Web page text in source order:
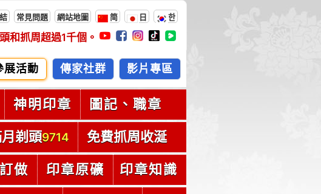
常見問題 網站地圖 简 日 한
和抓周超過1千個。
展活動 傳家社群 影片專區
神明印章 圖記、職章
剃頭9714 免費抓周收涎
做 印章原礦 印章知識